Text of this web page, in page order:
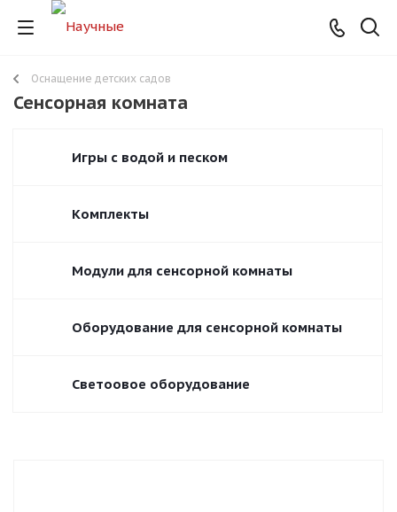
Оснащение детских садов
Сенсорная комната
Игры с водой и песком
Комплекты
Модули для сенсорной комнаты
Оборудование для сенсорной комнаты
Светоовое оборудование